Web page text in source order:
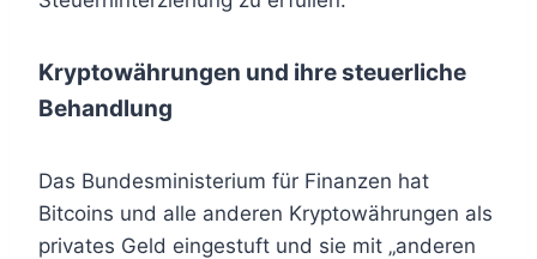
Kryptowährungen und ihre steuerliche
Behandlung
Das Bundesministerium für Finanzen hat
Bitcoins und alle anderen Kryptowährungen als
privates Geld eingestuft und sie mit „anderen